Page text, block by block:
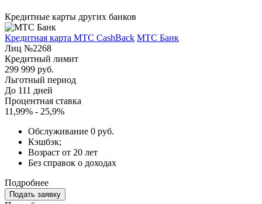
Кредитные карты других банков
Кредитная карта МТС CashBack МТС Банк
Лиц №2268
Кредитный лимит
299 999 руб.
Льготный период
До 111 дней
Процентная ставка
11,99% - 25,9%
Обслуживание 0 руб.
Кэшбэк;
Возраст от 20 лет
Без справок о доходах
Подробнее
Подать заявку